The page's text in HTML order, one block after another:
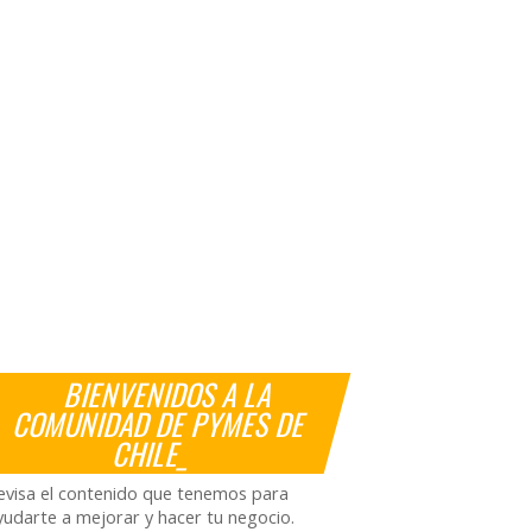
BIENVENIDOS A LA
COMUNIDAD DE PYMES DE
CHILE_
el contenido que tenemos para
a mejorar y hacer tu negocio.